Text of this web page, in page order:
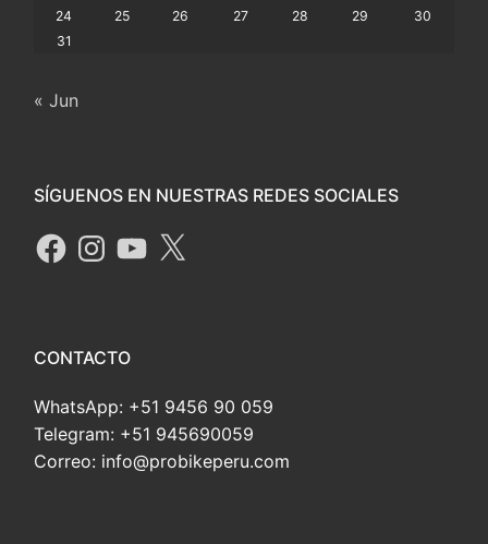
24
25 26 27 28 29
30
31
« Jun
SÍGUENOS EN NUESTRAS REDES SOCIALES
CONTACTO
WhatsApp: +51 9456 90 059
Telegram: +51 945690059
Correo: info@probikeperu.com